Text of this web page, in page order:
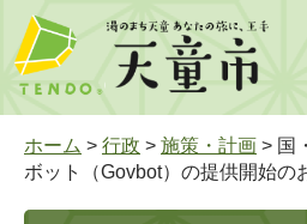
ホーム > 行政 > 施策・計画 > 国
ボット（Govbot）の提供開始の